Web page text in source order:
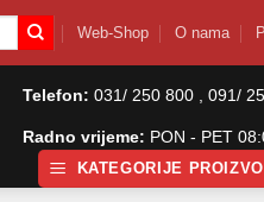
Web-Shop O nama
Telefon: 031/ 250 800 , 091/
Radno vrijeme: PON - PET
KATEGORIJE